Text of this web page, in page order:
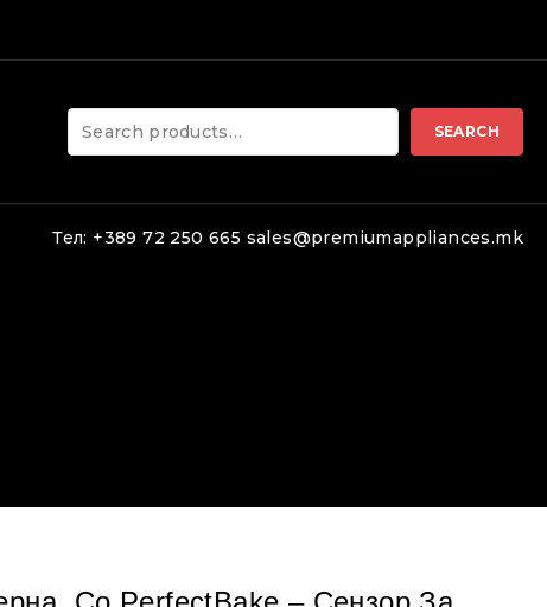
Search
for:
SEARCH
Тел: +389 72 250 665 sales@premiumappliances.mk